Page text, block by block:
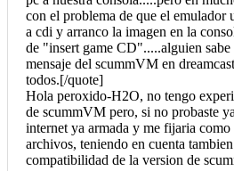
con el problema de que el emulador
a cdi y arranco la imagen en la
de "insert game CD".....alguien
mensaje del scummVM en
todos.[/quote]
Hola peroxido-H2O, no tengo
de scummVM pero, si no probaste
internet ya armada y me fijaria
archivos, teniendo en cuenta
compatibilidad de la version de